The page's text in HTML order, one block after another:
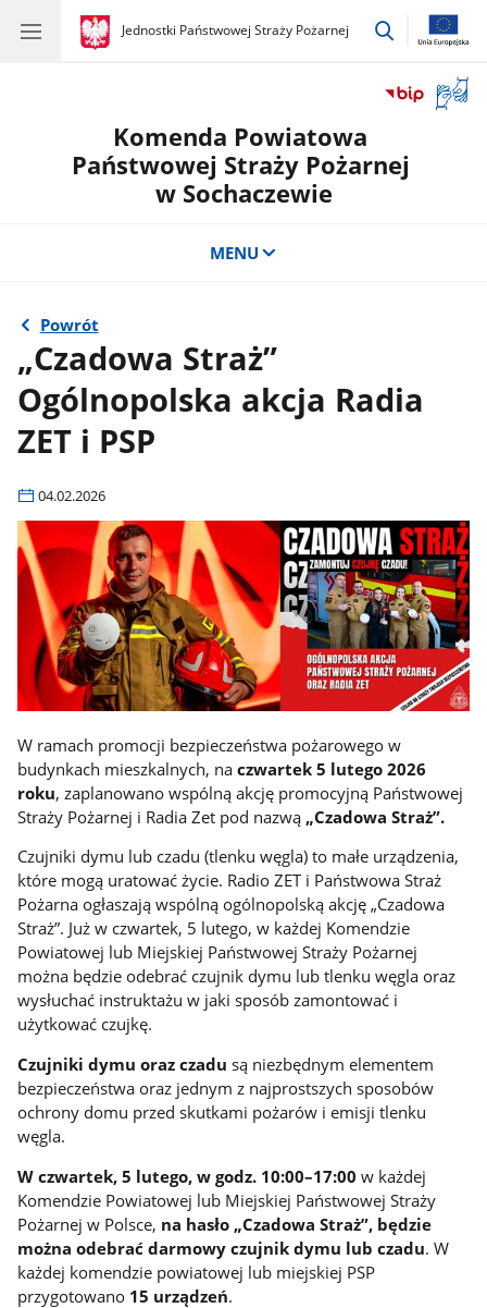
gov.pl
Jednostki Państwowej Straży Pożarnej
gov.pl
Jednostki
przejdź
okno
Komenda Powiatowa
Państwowej Straży Pożarnej
w Sochaczewie
MENU
Powrót
„Czadowa Straż”
Ogólnopolska akcja Radia
ZET i PSP
04.02.2026
W ramach promocji bezpieczeństwa pożarowego w
budynkach mieszkalnych, naczwartek 5 lutego 2026
roku, zaplanowano wspólną akcję promocyjną Państwowej
Straży Pożarnej i Radia Zet pod nazwą „Czadowa Straż”.
Czujniki dymu lub czadu (tlenku węgla) to małe urządzenia,
które mogą uratować życie. Radio ZET i Państwowa Straż
Pożarna ogłaszają wspólną ogólnopolską akcję „Czadowa
Straż”. Już w czwartek, 5 lutego, w każdej Komendzie
Powiatowej lub Miejskiej Państwowej Straży Pożarnej
można będzie odebrać czujnik dymu lub tlenku węgla oraz
wysłuchać instruktażu w jaki sposób zamontować i
użytkować czujkę.
Czujniki dymu oraz czadu są niezbędnym elementem
bezpieczeństwa oraz jednym z najprostszych sposobów
ochrony domu przed skutkami pożarów i emisji tlenku
węgla.
W czwartek, 5 lutego, w godz. 10:00–17:00 w każdej
Komendzie Powiatowej lub Miejskiej Państwowej Straży
Pożarnej w Polsce, na hasło „Czadowa Straż”, będzie
można odebrać darmowy czujnik dymu lub czadu. W
każdej komendzie powiatowej lub miejskiej PSP
przygotowano 15 urządzeń.